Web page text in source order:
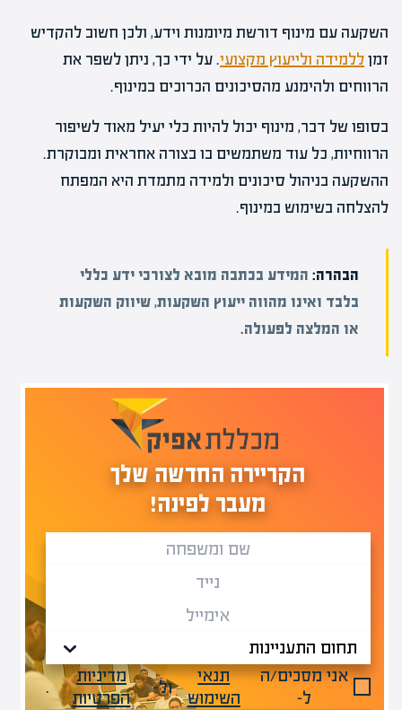
השקעה עם מינוף דורשת מיומנות וידע, ולכן חשוב להקדיש
זמןללמידה ולייעוץ מקצועי. על ידי כך, ניתן לשפר את
הרווחים ולהימנע מהסיכונים הכרוכים במינוף.
בסופו של דבר, מינוף יכול להיות כלי יעיל מאוד לשיפור
הרווחיות, כל עוד משתמשים בו בצורה אחראית ומבוקרת.
ההשקעה בניהול סיכונים ולמידה מתמדת היא המפתח
להצלחה בשימוש במינוף.
הבהרה: המידע בכתבה מובא לצורכי ידע כללי
בלבד ואינו מהווה ייעוץ השקעות, שיווק השקעות
או המלצה לפעולה.
הקריירה החדשה שלך
מעבר לפינה!
אני מסכים/ה
ל-
תנאי
השימוש
ול-
מדיניות
הפרטיות
.